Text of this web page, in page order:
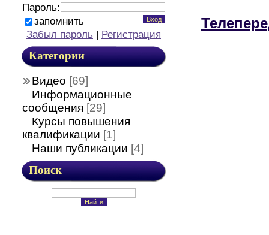
Пароль:
запомнить
Забыл пароль | Регистрация
Категории
Видео [69]
Информационные
сообщения [29]
Курсы повышения
квалификации [1]
Наши публикации [4]
Поиск